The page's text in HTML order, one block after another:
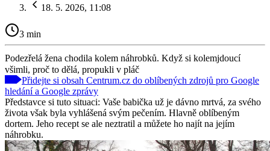
18. 5. 2026, 11:08
3 min
Podezřelá žena chodila kolem náhrobků. Když si kolemjdoucí
všimli, proč to dělá, propukli v pláč
Přidejte si obsah Centrum.cz do oblíbených zdrojů pro Google
hledání a Google zprávy
Představce si tuto situaci: Vaše babička už je dávno mrtvá, za svého
života však byla vyhlášená svým pečením. Hlavně oblíbeným
dortem. Jeho recept se ale neztratil a můžete ho najít na jejím
náhrobku.